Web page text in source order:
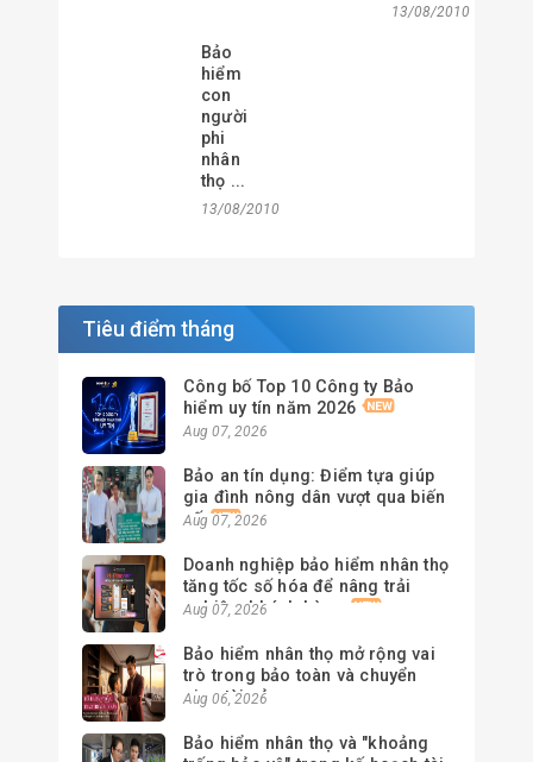
13/08/2010
Bảo
hiểm
con
người
phi
nhân
thọ ...
13/08/2010
Tiêu điểm tháng
Công bố Top 10 Công ty Bảo
hiểm uy tín năm 2026
Aug 07, 2026
Bảo an tín dụng: Điểm tựa giúp
gia đình nông dân vượt qua biến
cố
Aug 07, 2026
Doanh nghiệp bảo hiểm nhân thọ
tăng tốc số hóa để nâng trải
nghiệm khách hàng
Aug 07, 2026
Bảo hiểm nhân thọ mở rộng vai
trò trong bảo toàn và chuyển
giao tài sản
Aug 06, 2026
Bảo hiểm nhân thọ và "khoảng